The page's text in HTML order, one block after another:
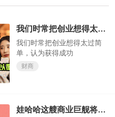
我们时常把创业想得太过简单，认为获得成功轻而易举
我们时常把创业想得太过简
单，认为获得成功
财商
娃哈哈这艘商业巨舰将驶向何方，我们试目以待